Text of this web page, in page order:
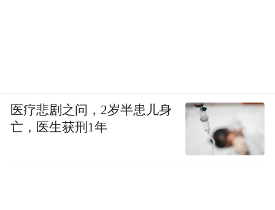
医疗悲剧之问，2岁半患儿身
亡，医生获刑1年